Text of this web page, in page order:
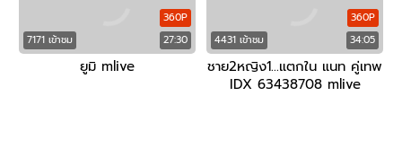
7171 เข้าชม 27:30
360P
ยูมิ mlive
4431 เข้าชม 34:05
360P
ชาย2หญิง1…แตกใน แนท คู่เทพ
IDX 63438708 mlive